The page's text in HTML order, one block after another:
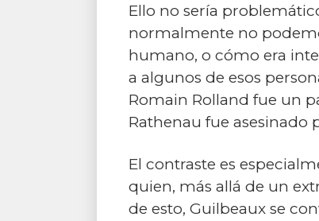
Ello no sería
normalmente no
humano, o cómo era
a algunos de esos
Romain Rolland fue un
Rathenau fue asesinado
El contraste es
quien, más allá de un
de esto, Guilbeaux se